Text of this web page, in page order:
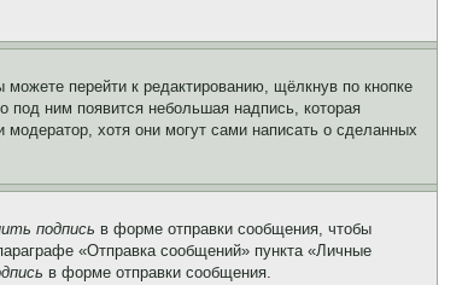
перейти к редактированию, щёлкнув по кнопке
под ним появится небольшая надпись, которая
хотя они могут сами написать о сделанных
подпись в форме отправки сообщения, чтобы
«Отправка сообщений» пункта «Личные
в форме отправки сообщения.